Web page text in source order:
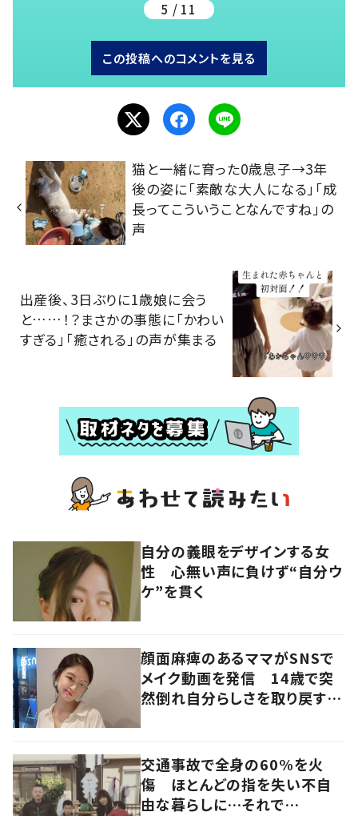
5 / 11
この投稿へのコメントを見る
猫と一緒に育った0歳息子→3年
後の姿に「素敵な大人になる」「成
長ってこういうことなんですね」の
声
出産後、3日ぶりに1歳娘に会う
と……！？まさかの事態に「かわい
すぎる」「癒される」の声が集まる
自分の義眼をデザインする女
性 心無い声に負けず“自分ウ
ケ”を貫く
顔面麻痺のあるママがSNSで
メイク動画を発信 14歳で突
然倒れ自分らしさを取り戻すま
交通事故で全身の60%を火
傷 ほとんどの指を失い不自
由な暮らしに…それで